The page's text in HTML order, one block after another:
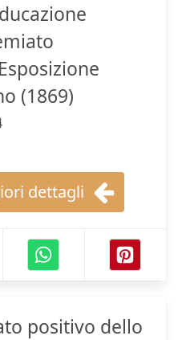
(1869)
dettagli
positivo dello